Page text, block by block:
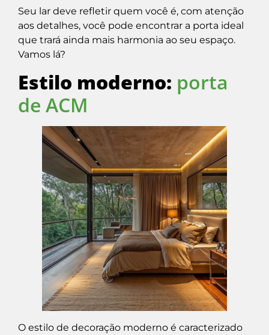
Seu lar deve refletir quem você é, com atenção
aos detalhes, você pode encontrar a porta ideal
que trará ainda mais harmonia ao seu espaço.
Vamos lá?
Estilo moderno: porta
de ACM
O estilo de decoração moderno é caracterizado